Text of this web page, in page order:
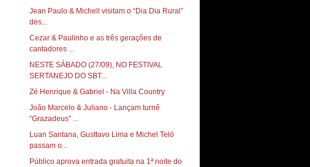
Jean Paulo & Michell visitam o “Dia Dia Rural”
des...
Cezar & Paulinho e as três gerações de
cantadores ...
NESTE SÁBADO (27/09), NO FESTIVAL
SERTANEJO DO SBT...
Zé Henrique & Gabriel - Na Villa Country
João Marcelo & Juliano - Lançam turnê
“Grazadeus” ...
Luan Santana, Gusttavo Lima e Michel Teló
passam o...
Público aprova entrada gratuita na 1ª noite do